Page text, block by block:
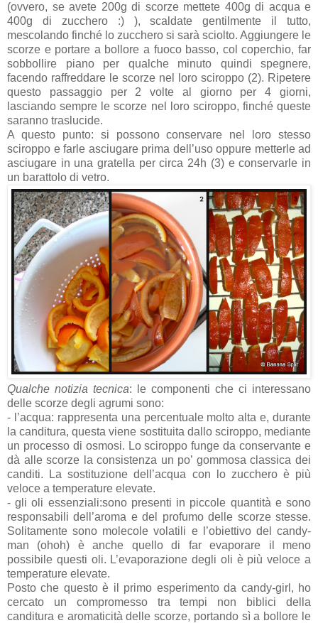
(ovvero, se avete 200g di scorze mettete 400g di acqua e
400g di zucchero :) ), scaldate gentilmente il tutto,
mescolando finché lo zucchero si sarà sciolto. Aggiungere le
scorze e portare a bollore a fuoco basso, col coperchio, far
sobbollire piano per qualche minuto quindi spegnere,
facendo raffreddare le scorze nel loro sciroppo (2). Ripetere
questo passaggio per 2 volte al giorno per 4 giorni,
lasciando sempre le scorze nel loro sciroppo, finché queste
saranno traslucide.
A questo punto: si possono conservare nel loro stesso
sciroppo e farle asciugare prima dell’uso oppure metterle ad
asciugare in una gratella per circa 24h (3) e conservarle in
un barattolo di vetro.
Qualche notizia tecnica: le componenti che ci interessano
delle scorze degli agrumi sono:
- l’acqua: rappresenta una percentuale molto alta e, durante
la canditura, questa viene sostituita dallo sciroppo, mediante
un processo di osmosi. Lo sciroppo funge da conservante e
dà alle scorze la consistenza un po’ gommosa classica dei
canditi. La sostituzione dell’acqua con lo zucchero è più
veloce a temperature elevate.
- gli oli essenziali:sono presenti in piccole quantità e sono
responsabili dell’aroma e del profumo delle scorze stesse.
Solitamente sono molecole volatili e l’obiettivo del candy-
man (ohoh) è anche quello di far evaporare il meno
possibile questi oli. L’evaporazione degli oli è più veloce a
temperature elevate.
Posto che questo è il primo esperimento da candy-girl, ho
cercato un compromesso tra tempi non biblici della
canditura e aromaticità delle scorze, portando sì a bollore le